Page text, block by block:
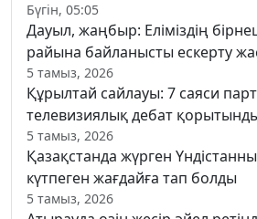
Бүгін, 05:05
Дауыл, жаңбыр: Еліміздің
райына байланысты ескерту
5 тамыз, 2026
Құрылтай сайлауы: 7 саяси
телевизиялық дебат
5 тамыз, 2026
Қазақстанда жүрген
күтпеген жағдайға тап болды
5 тамыз, 2026